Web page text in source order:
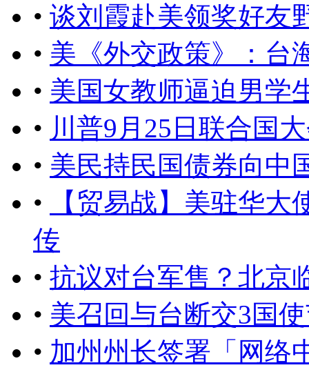
• 谈刘霞赴美领奖好友
• 美《外交政策》：台
• 美国女教师逼迫男学
• 川普9月25日联合国
• 美民持民国债券向中
•
【贸易战】美驻华
传
• 抗议对台军售？北京
• 美召回与台断交3国
• 加州州长签署「网络